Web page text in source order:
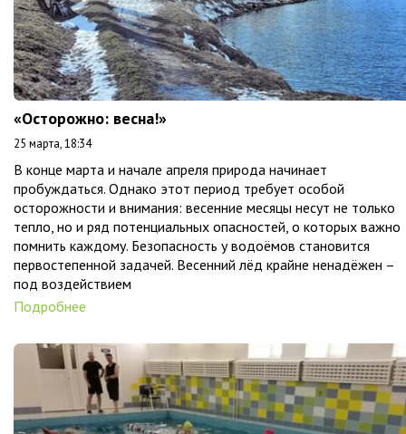
«Осторожно: весна!»
25 марта, 18:34
В конце марта и начале апреля природа начинает
пробуждаться. Однако этот период требует особой
осторожности и внимания: весенние месяцы несут не только
тепло, но и ряд потенциальных опасностей, о которых важно
помнить каждому. Безопасность у водоёмов становится
первостепенной задачей. Весенний лёд крайне ненадёжен –
под воздействием
Подробнее